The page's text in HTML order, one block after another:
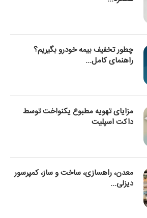
چطور تخفیف بیمه خودرو بگیریم؟
راهنمای کامل...
مزایای تهویه مطبوع یکنواخت توسط
داکت اسپلیت
معدن، راهسازی، ساخت و ساز، کمپرسور
دیزلی...